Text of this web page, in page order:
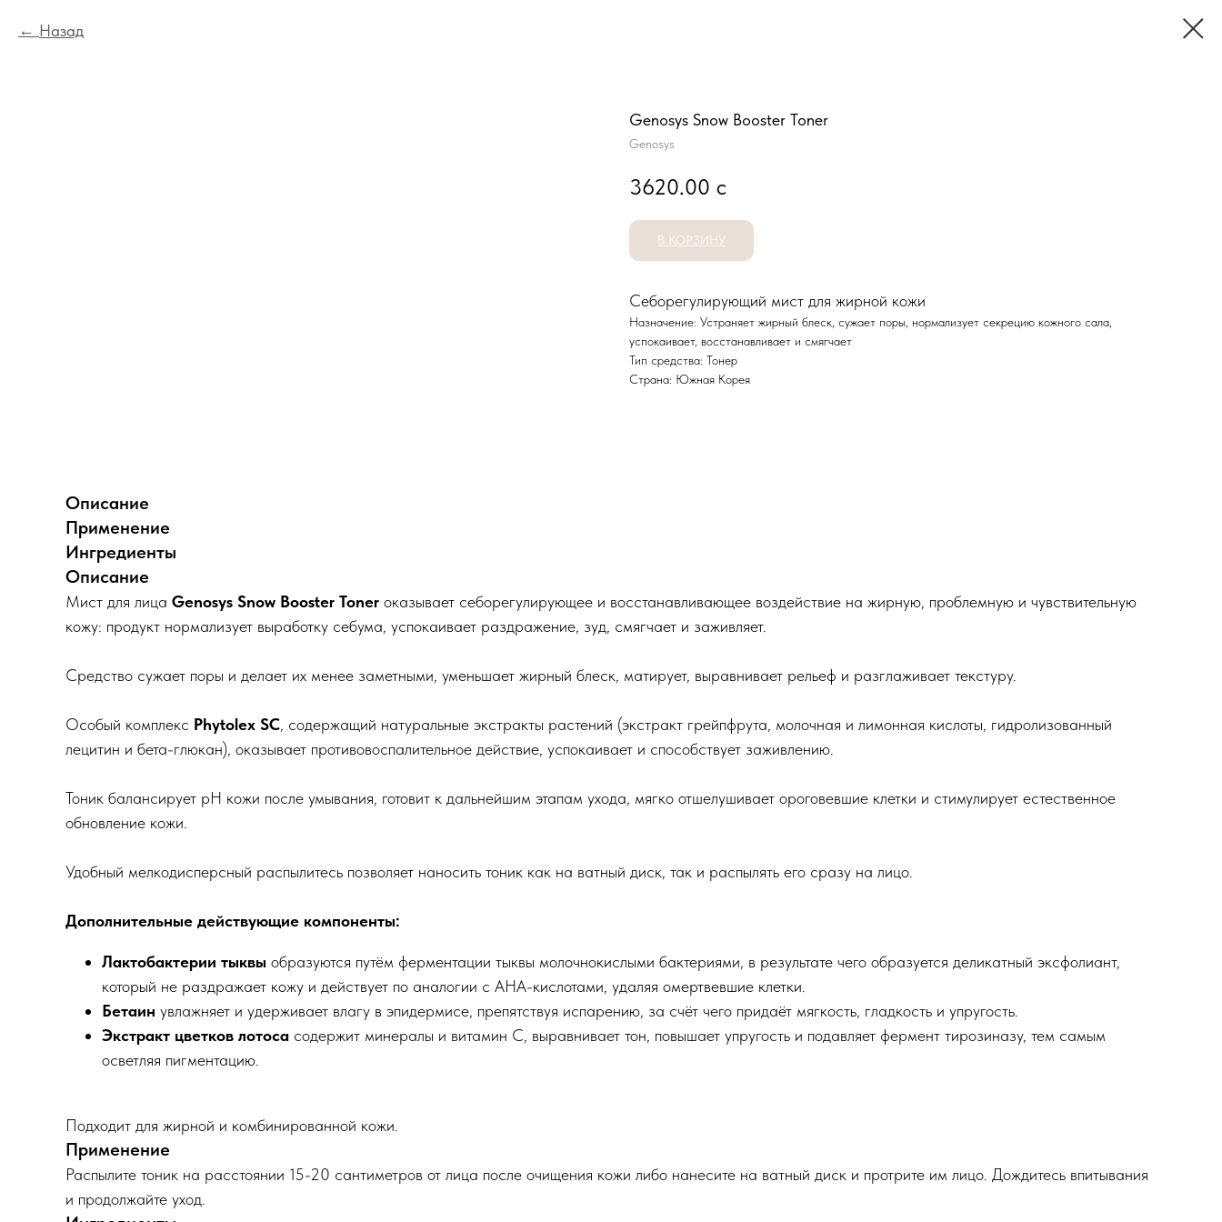
Назад
Genosys Snow Booster Toner
Genosys
3620.00 с
В КОРЗИНУ
Себорегулирующий мист для жирной кожи
Назначение: Устраняет жирный блеск, сужает поры, нормализует секрецию кожного сала,
успокаивает, восстанавливает и смягчает
Тип средства: Тонер
Страна: Южная Корея
Описание
Применение
Ингредиенты
Описание
Мист для лица Genosys Snow Booster Toner оказывает себорегулирующее и восстанавливающее воздействие на жирную, проблемную и чувствительную
кожу: продукт нормализует выработку себума, успокаивает раздражение, зуд, смягчает и заживляет.
Средство сужает поры и делает их менее заметными, уменьшает жирный блеск, матирует, выравнивает рельеф и разглаживает текстуру.
Особый комплекс Phytolex SC, содержащий натуральные экстракты растений (экстракт грейпфрута, молочная и лимонная кислоты, гидролизованный
лецитин и бета-глюкан), оказывает противовоспалительное действие, успокаивает и способствует заживлению.
Тоник балансирует pH кожи после умывания, готовит к дальнейшим этапам ухода, мягко отшелушивает ороговевшие клетки и стимулирует естественное
обновление кожи.
Удобный мелкодисперсный распылитесь позволяет наносить тоник как на ватный диск, так и распылять его сразу на лицо.
Дополнительные действующие компоненты:
Лактобактерии тыквы образуются путём ферментации тыквы молочнокислыми бактериями, в результате чего образуется деликатный эксфолиант,
который не раздражает кожу и действует по аналогии с AHA-кислотами, удаляя омертвевшие клетки.
Бетаин увлажняет и удерживает влагу в эпидермисе, препятствуя испарению, за счёт чего придаёт мягкость, гладкость и упругость.
Экстракт цветков лотоса содержит минералы и витамин С, выравнивает тон, повышает упругость и подавляет фермент тирозиназу, тем самым
осветляя пигментацию.
Подходит для жирной и комбинированной кожи.
Применение
Распылите тоник на расстоянии 15-20 сантиметров от лица после очищения кожи либо нанесите на ватный диск и протрите им лицо. Дождитесь впитывания
и продолжайте уход.